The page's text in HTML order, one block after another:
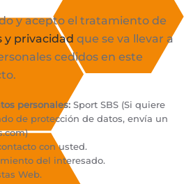
y acepto el tratamiento de
y privacidad que se va llevar a
cedidos en este
personales: Sport SBS (Si quiere
de protección de datos, envía un
)
con usted.
del interesado.
Web.